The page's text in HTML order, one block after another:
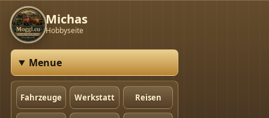
Michas
Hobbyseite
Menue
Fahrzeuge Werkstatt Reisen